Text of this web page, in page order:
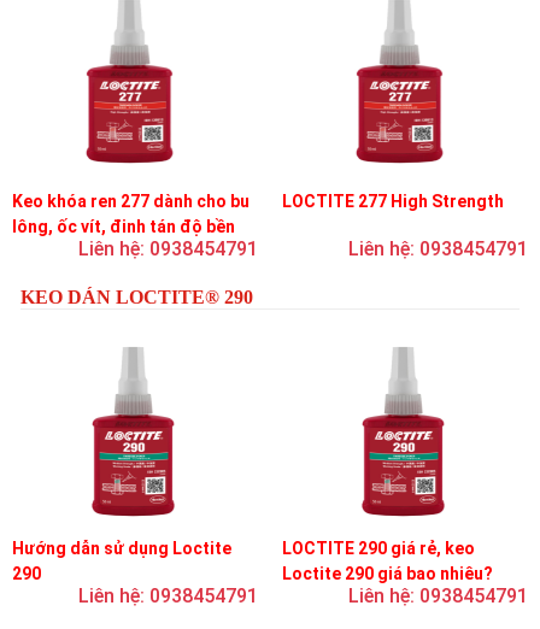
Keo khóa ren 277 dành cho bu
lông, ốc vít, đinh tán độ bền
cao, độ nhớt cao
Liên hệ: 0938454791
LOCTITE 277 High Strength
Liên hệ: 0938454791
KEO DÁN LOCTITE® 290
Hướng dẫn sử dụng Loctite
290
Liên hệ: 0938454791
LOCTITE 290 giá rẻ, keo
Loctite 290 giá bao nhiêu?
Liên hệ: 0938454791